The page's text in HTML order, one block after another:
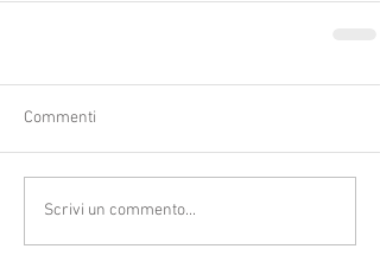
Commenti
Scrivi un commento...